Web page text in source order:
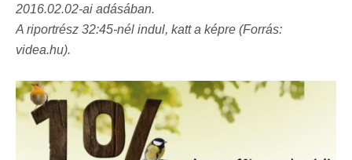
2016.02.02-ai adásában.
A riportrész 32:45-nél indul, katt a képre (Forrás:
videa.hu).